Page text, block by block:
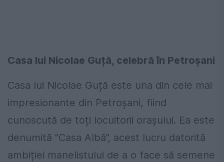
Casa lui Nicolae Guță, celebră în Petroșani
Casa lui Nicolae Guță este una din cele mai
impresionante din Petroșani, fiind
cunoscută de toți locuitorii orașului. Ea este
denumită ”Casa Albă”, acest lucru datorită
ambiției manelistului de a o face să semene